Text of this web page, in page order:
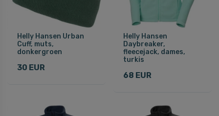
Helly Hansen Urban
Cuff, muts,
donkergroen
30 EUR
Helly Hansen
Daybreaker,
fleecejack, dames,
turkis
68 EUR